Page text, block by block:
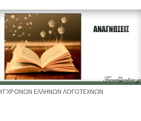
ΕΛΛΗΝΩΝ ΛΟΓΟΤΕΧΝΩΝ